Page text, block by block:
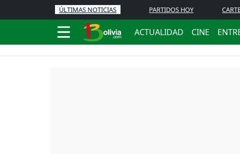
ÚLTIMAS NOTICIAS PARTIDOS HOY
ACTUALIDAD CINE